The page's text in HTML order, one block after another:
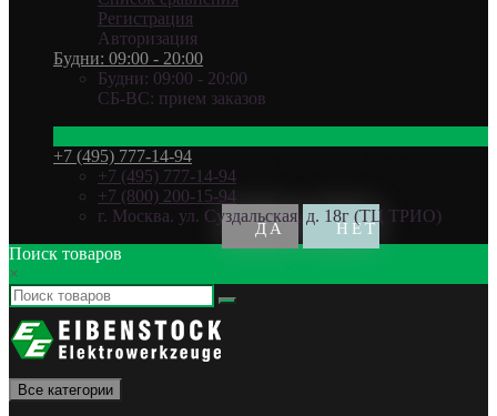
Регистрация
Авторизация
Будни: 09:00 - 20:00
Будни: 09:00 - 20:00
СБ-ВС: прием заказов
+7 (495) 777-14-94
+7 (495) 777-14-94
+7 (800) 200-15-94
г. Москва. ул. Суздальская, д. 18г (ТЦ ТРИО)
Поиск товаров
×
Все категории